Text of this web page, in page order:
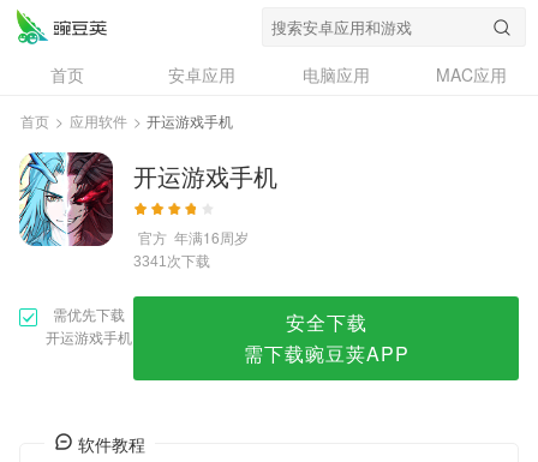
首页 安卓应用 电脑应用
MAC应用
资讯
专题
问答
首页 > 应用软件 > 开运游戏手机
开运游戏手机
官方 年满16周岁
3341次下载
需优先下载
开运游戏手机
安全下载
需下载豌豆荚APP
软件教程